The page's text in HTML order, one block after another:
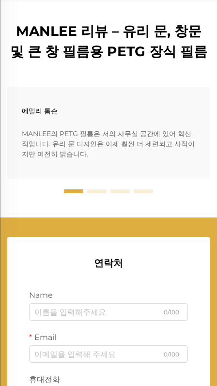
MANLEE 리뷰 – 유리 문, 창문
및 큰 창 필름용 PETG 장식 필름
에밀리 톰슨
MANLEE의 PETG 필름은 저의 사무실 공간에 있어 혁신
적입니다. 유리 문 디자인은 이제 훨씬 더 세련되고 사적이
지만 여전히 밝습니다.
연락처
Name
0/100
Email
0/100
휴대전화